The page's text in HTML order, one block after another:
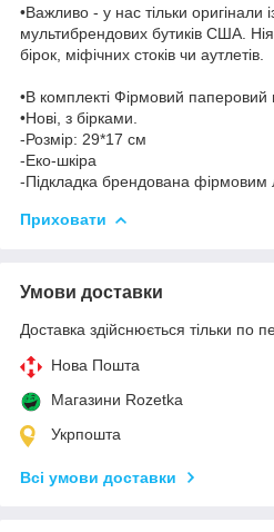
•Важливо - у нас тільки оригінали
мультибрендових бутиків США.
бірок, міфічних стоків чи аутлетів.
•В комплекті Фірмовий паперовий
•Нові, з бірками.
-Розмір: 29*17 см
-Еко-шкіра
-Підкладка брендована фірмовим
Приховати
Умови доставки
Доставка здійснюється тільки по
Нова Пошта
Магазини Rozetka
Укрпошта
Всі умови доставки